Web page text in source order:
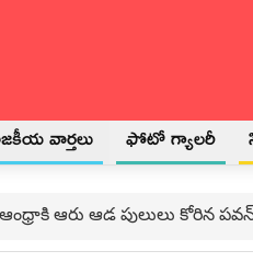
వార్తలు ఫోటో గ్యాలరీ
ఆంధ్రాకి ఆరు ఆడ పులులు కోరిన